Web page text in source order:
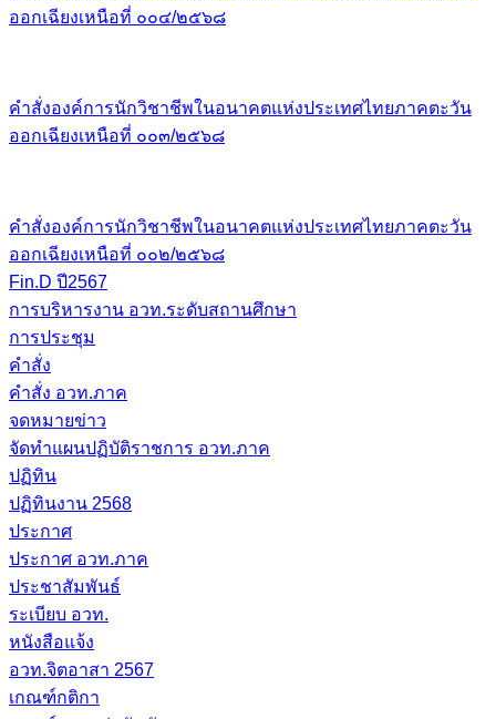
ออกเฉียงเหนือที่ ๐๐๔/๒๕๖๘
คำสั่งองค์การนักวิชาชีพในอนาคตแห่งประเทศไทยภาคตะวัน
ออกเฉียงเหนือที่ ๐๐๓/๒๕๖๘
คำสั่งองค์การนักวิชาชีพในอนาคตแห่งประเทศไทยภาคตะวัน
ออกเฉียงเหนือที่ ๐๐๒/๒๕๖๘
Fin.D ปี2567
การบริหารงาน อวท.ระดับสถานศึกษา
การประชุม
คำสั่ง
คำสั่ง อวท.ภาค
จดหมายข่าว
จัดทำแผนปฏิบัติราชการ อวท.ภาค
ปฏิทิน
ปฏิทินงาน 2568
ประกาศ
ประกาศ อวท.ภาค
ประชาสัมพันธ์
ระเบียบ อวท.
หนังสือแจ้ง
อวท.จิตอาสา 2567
เกณฑ์กติกา